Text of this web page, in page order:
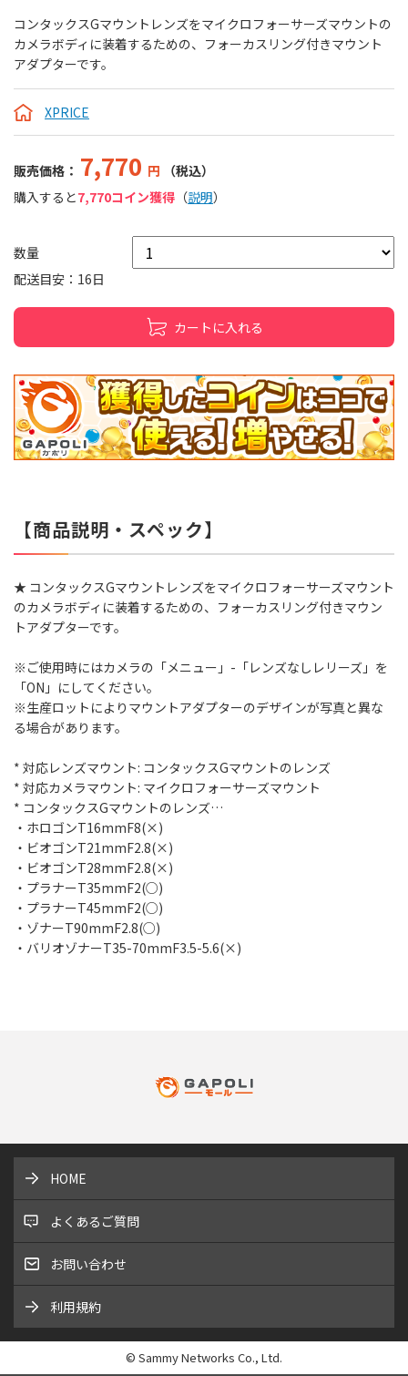
コンタックスGマウントレンズをマイクロフォーサーズマウントの
カメラボディに装着するための、フォーカスリング付きマウント
アダプターです。
XPRICE
販売価格： 7,770 円
（税込）
購入すると7,770コイン獲得 （説明）
数量
配送目安：16日
カートに入れる
【商品説明・スペック】
★ コンタックスGマウントレンズをマイクロフォーサーズマウント
のカメラボディに装着するための、フォーカスリング付きマウン
トアダプターです。
※ご使用時にはカメラの「メニュー」-「レンズなしレリーズ」を
「ON」にしてください。
※生産ロットによりマウントアダプターのデザインが写真と異な
る場合があります。
* 対応レンズマウント: コンタックスGマウントのレンズ
* 対応カメラマウント: マイクロフォーサーズマウント
* コンタックスGマウントのレンズ…
・ホロゴンT16mmF8(×)
・ビオゴンT21mmF2.8(×)
・ビオゴンT28mmF2.8(×)
・プラナーT35mmF2(○)
・プラナーT45mmF2(○)
・ゾナーT90mmF2.8(○)
・バリオゾナーT35-70mmF3.5-5.6(×)
HOME
よくあるご質問
お問い合わせ
利用規約
© Sammy Networks Co., Ltd.